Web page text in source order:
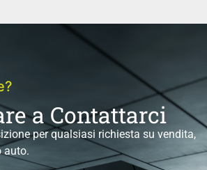
a Contattarci
per qualsiasi richiesta su vendita,
auto.